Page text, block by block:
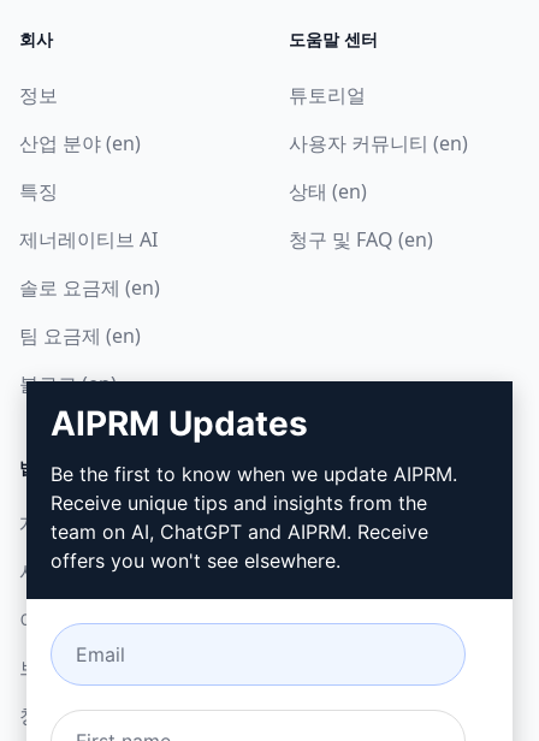
회사
정보
산업 분야 (en)
특징
제너레이티브 AI
솔로 요금제 (en)
팀 요금제 (en)
블로그 (en)
도움말 센터
튜토리얼
사용자 커뮤니티 (en)
상태 (en)
청구 및 FAQ (en)
법률
개인정보 보호정책 (en)
사용 제한 정책 (en)
이용 약관 (en)
브라우저 확장 약관 (en)
청구 약관 (en)
다운로드
설치 방법
Google 크롬
Microsoft Edge
AIPRM Updates
Be the first to know when we update AIPRM.
Receive unique tips and insights from the
team on AI, ChatGPT and AIPRM. Receive
offers you won't see elsewhere.